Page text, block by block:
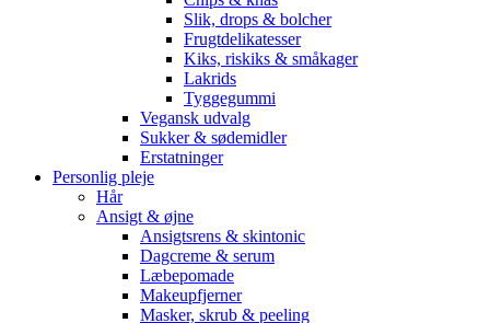
Slik, drops & bolcher
Frugtdelikatesser
Kiks, riskiks & småkager
Lakrids
Tyggegummi
Vegansk udvalg
Sukker & sødemidler
Erstatninger
Personlig pleje
Hår
Ansigt & øjne
Ansigtsrens & skintonic
Dagcreme & serum
Læbepomade
Makeupfjerner
Masker, skrub & peeling